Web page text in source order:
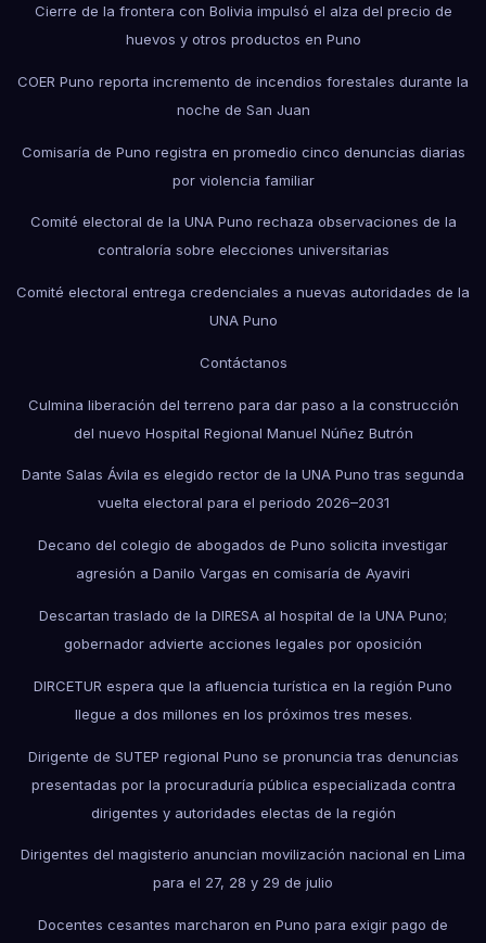
Cierre de la frontera con Bolivia impulsó el alza del precio de
huevos y otros productos en Puno
COER Puno reporta incremento de incendios forestales durante la
noche de San Juan
Comisaría de Puno registra en promedio cinco denuncias diarias
por violencia familiar
Comité electoral de la UNA Puno rechaza observaciones de la
contraloría sobre elecciones universitarias
Comité electoral entrega credenciales a nuevas autoridades de la
UNA Puno
Contáctanos
Culmina liberación del terreno para dar paso a la construcción
del nuevo Hospital Regional Manuel Núñez Butrón
Dante Salas Ávila es elegido rector de la UNA Puno tras segunda
vuelta electoral para el periodo 2026–2031
Decano del colegio de abogados de Puno solicita investigar
agresión a Danilo Vargas en comisaría de Ayaviri
Descartan traslado de la DIRESA al hospital de la UNA Puno;
gobernador advierte acciones legales por oposición
DIRCETUR espera que la afluencia turística en la región Puno
llegue a dos millones en los próximos tres meses.
Dirigente de SUTEP regional Puno se pronuncia tras denuncias
presentadas por la procuraduría pública especializada contra
dirigentes y autoridades electas de la región
Dirigentes del magisterio anuncian movilización nacional en Lima
para el 27, 28 y 29 de julio
Docentes cesantes marcharon en Puno para exigir pago de